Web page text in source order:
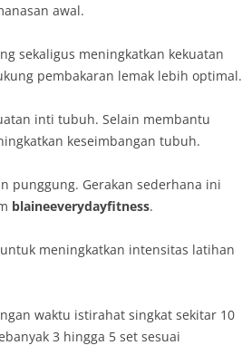
awal.
sekaligus meningkatkan kekuatan
pembakaran lemak lebih optimal.
inti tubuh. Selain membantu
keseimbangan tubuh.
punggung. Gerakan sederhana ini
blaineeverydayfitness.
meningkatkan intensitas latihan
waktu istirahat singkat sekitar 10
3 hingga 5 set sesuai